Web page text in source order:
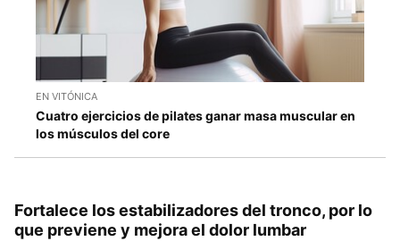
EN VITÓNICA
Cuatro ejercicios de pilates ganar masa muscular en
los músculos del core
Fortalece los estabilizadores del tronco, por lo
que previene y mejora el dolor lumbar